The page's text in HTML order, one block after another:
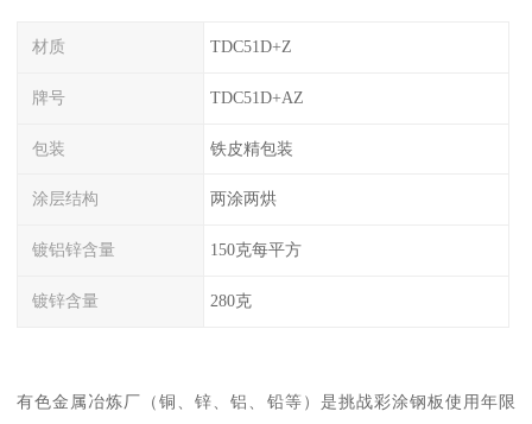
材质 TDC51D+Z
牌号 TDC51D+AZ
包装 铁皮精包装
涂层结构 两涂两烘
镀铝锌含量 150克每平方
镀锌含量 280克
有色金属冶炼厂（铜、锌、铝、铅等）是挑战彩涂钢板使用年限